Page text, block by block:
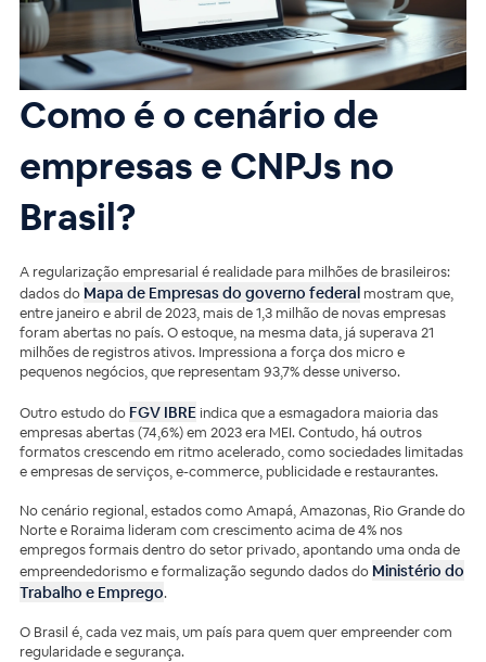
Como é o cenário de
empresas e CNPJs no
Brasil?
A regularização empresarial é realidade para milhões de brasileiros:
dados do Mapa de Empresas do governo federal mostram que,
entre janeiro e abril de 2023, mais de 1,3 milhão de novas empresas
foram abertas no país. O estoque, na mesma data, já superava 21
milhões de registros ativos. Impressiona a força dos micro e
pequenos negócios, que representam 93,7% desse universo.
Outro estudo do FGV IBREindica que a esmagadora maioria das
empresas abertas (74,6%) em 2023 era MEI. Contudo, há outros
formatos crescendo em ritmo acelerado, como sociedades limitadas
e empresas de serviços, e-commerce, publicidade e restaurantes.
No cenário regional, estados como Amapá, Amazonas, Rio Grande do
Norte e Roraima lideram com crescimento acima de 4% nos
empregos formais dentro do setor privado, apontando uma onda de
empreendedorismo e formalização segundo dados do Ministério do
Trabalho e Emprego.
O Brasil é, cada vez mais, um país para quem quer empreender com
regularidade e segurança.